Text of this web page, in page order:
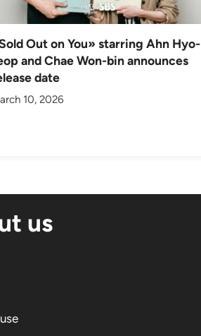
Out on You» starring Ahn Hyo-
and Chae Won-bin announces
date
10, 2026
us